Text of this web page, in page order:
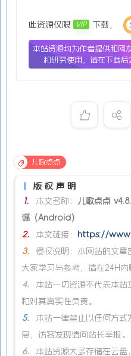
此资源仅限 VIP 下载，
本站资源均为作者提供和网
和研究使用，请在下载后
儿歌点点
版权声明
1.
本文名称：
儿歌点点
谣（Android）
2.
本文链接：
https://
3.
侵权说明：本网站的文章
大家学习与参考，请在24H内
4.
本站一切资源不代表本站
和对其真实性负责。
5.
本站一律禁止以任何方式
息，访客发现请向站长举报。
6.
本站资源大多存储在云盘